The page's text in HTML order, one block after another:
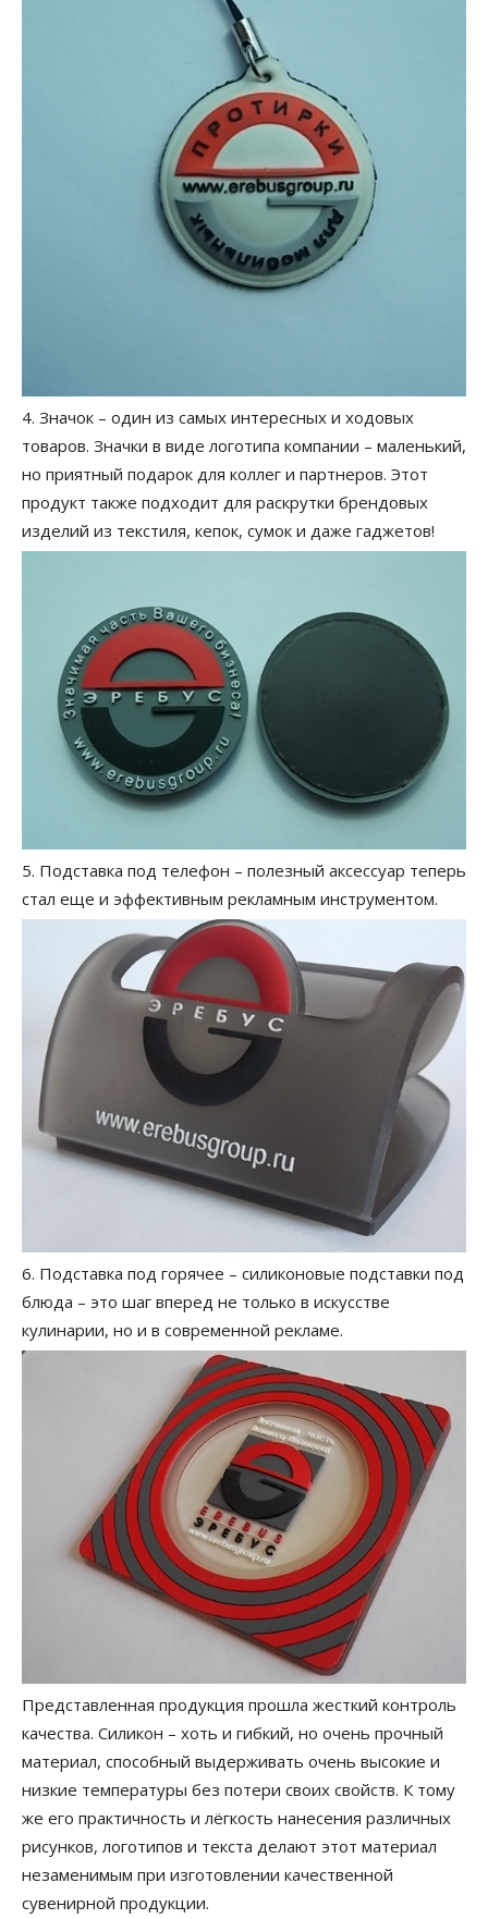
4. Значок – один из самых интересных и ходовых
товаров. Значки в виде логотипа компании – маленький,
но приятный подарок для коллег и партнеров. Этот
продукт также подходит для раскрутки брендовых
изделий из текстиля, кепок, сумок и даже гаджетов!
5. Подставка под телефон – полезный аксессуар теперь
стал еще и эффективным рекламным инструментом.
6. Подставка под горячее – силиконовые подставки под
блюда – это шаг вперед не только в искусстве
кулинарии, но и в современной рекламе.
Представленная продукция прошла жесткий контроль
качества. Силикон – хоть и гибкий, но очень прочный
материал, способный выдерживать очень высокие и
низкие температуры без потери своих свойств. К тому
же его практичность и лёгкость нанесения различных
рисунков, логотипов и текста делают этот материал
незаменимым при изготовлении качественной
сувенирной продукции.